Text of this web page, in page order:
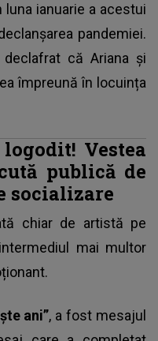
ianuarie a acestui
pandemiei.
că Ariana și
împreună în locuința
Vestea
publică de
socializare
chiar de artistă pe
mai multor
ani”, a fost mesajul